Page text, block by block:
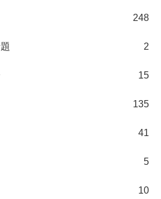
248
2
15
135
41
5
10